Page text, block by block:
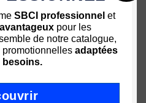
SBCI professionnel et
pour les
de notre catalogue,
adaptées
besoins.